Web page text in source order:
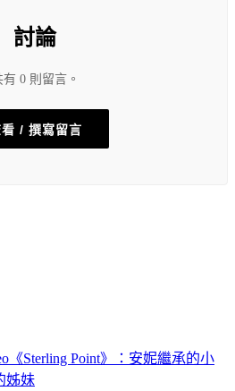
討論
有 0 則留言。
/ 撰寫留言
《Sterling Point》：安妮繼承的小
姊妹